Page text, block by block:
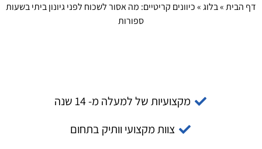
דף הבית»בלוג»כיוונים קריטיים: מה אסור לשכוח לפני גיונון ביתי בשעות
ספורות
מקצועיות של למעלה מ- 14 שנה
צוות מקצועי וותיק בתחום